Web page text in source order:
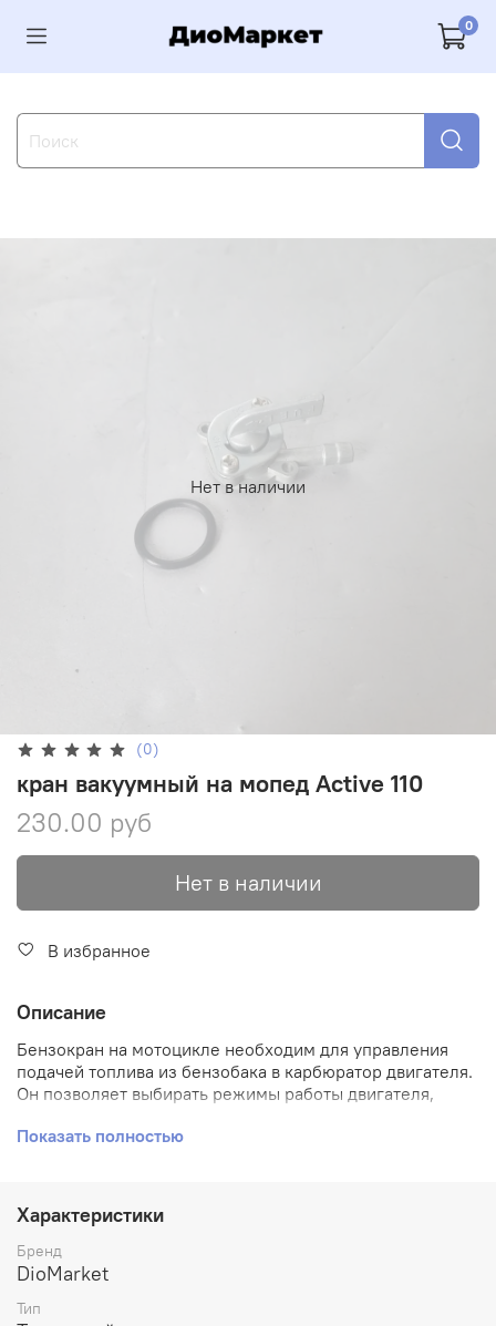
0
Нет в наличии
(0)
кран вакуумный на мопед Active 110
230.00 руб
Нет в наличии
В избранное
Описание
Бензокран на мотоцикле необходим для управления
подачей топлива из бензобака в карбюратор двигателя.
Он позволяет выбирать режимы работы двигателя,
топлива или ограничение подачи топлива. Бензокран
мотоцикла. Бензокраны также часто имеют
дополнительные функции, такие как резервный режим,
позволяющий использовать запас топлива, и/или
фильтр для очистки топлива от примесей и грязи.
Показать полностью
Характеристики
Бренд
DioMarket
Тип